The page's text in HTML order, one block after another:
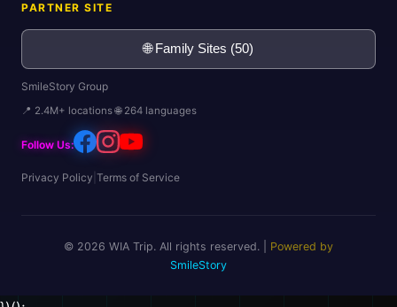
PARTNER SITE
🌐 Family Sites (50)
SmileStory Group
📍 2.4M+ locations 🌐 264 languages
Follow Us:
Privacy Policy Terms of Service
© 2026 WIA Trip. All rights reserved. | Powered by
SmileStory